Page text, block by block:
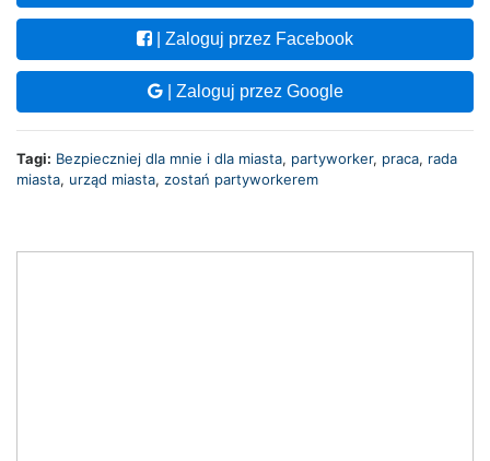
| Zaloguj przez Facebook
| Zaloguj przez Google
Tagi: Bezpieczniej dla mnie i dla miasta, partyworker, praca, rada
miasta, urząd miasta, zostań partyworkerem